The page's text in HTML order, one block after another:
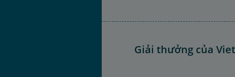
Giải thưởng của